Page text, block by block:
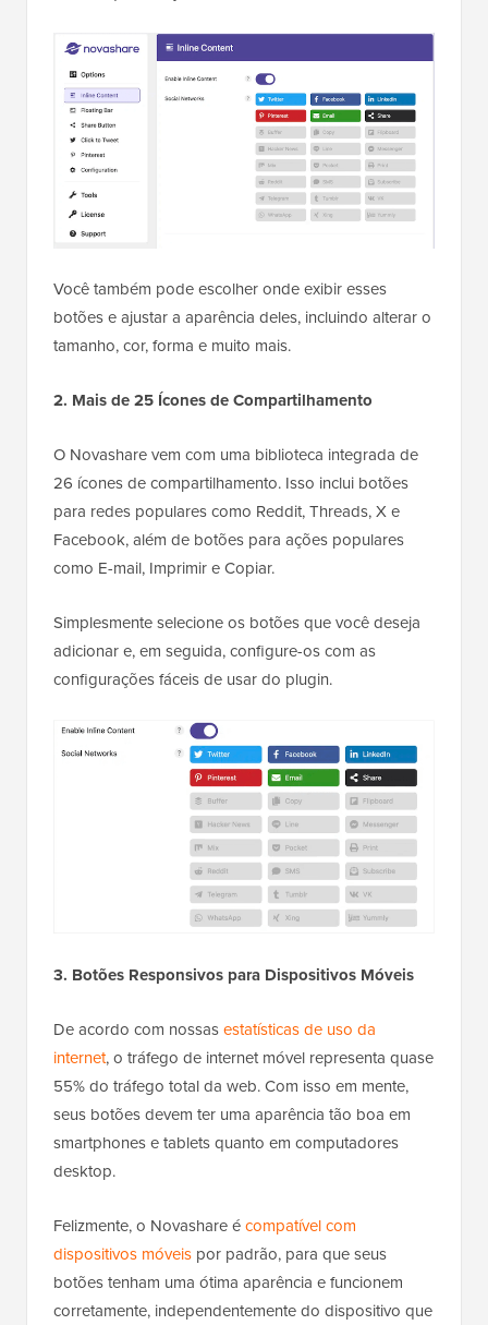
Você também pode escolher onde exibir esses
botões e ajustar a aparência deles, incluindo alterar o
tamanho, cor, forma e muito mais.
2. Mais de 25 Ícones de Compartilhamento
O Novashare vem com uma biblioteca integrada de
26 ícones de compartilhamento. Isso inclui botões
para redes populares como Reddit, Threads, X e
Facebook, além de botões para ações populares
como E-mail, Imprimir e Copiar.
Simplesmente selecione os botões que você deseja
adicionar e, em seguida, configure-os com as
configurações fáceis de usar do plugin.
3. Botões Responsivos para Dispositivos Móveis
De acordo com nossasestatísticas de uso da
internet, o tráfego de internet móvel representa quase
55% do tráfego total da web. Com isso em mente,
seus botões devem ter uma aparência tão boa em
smartphones e tablets quanto em computadores
desktop.
Felizmente, o Novashare écompatível com
dispositivos móveis por padrão, para que seus
botões tenham uma ótima aparência e funcionem
corretamente, independentemente do dispositivo que